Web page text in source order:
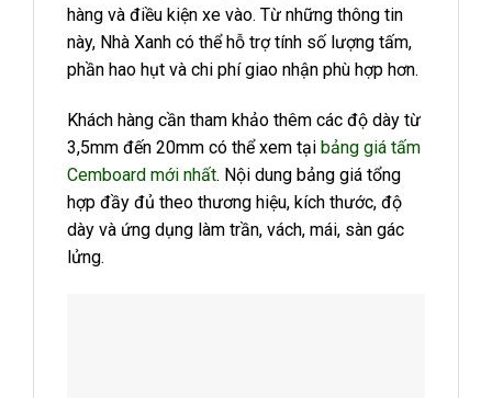
hàng và điều kiện xe vào. Từ những thông tin
này, Nhà Xanh có thể hỗ trợ tính số lượng tấm,
phần hao hụt và chi phí giao nhận phù hợp hơn.
Khách hàng cần tham khảo thêm các độ dày từ
3,5mm đến 20mm có thể xem tại bảng giá tấm
Cemboard mới nhất. Nội dung bảng giá tổng
hợp đầy đủ theo thương hiệu, kích thước, độ
dày và ứng dụng làm trần, vách, mái, sàn gác
lửng.